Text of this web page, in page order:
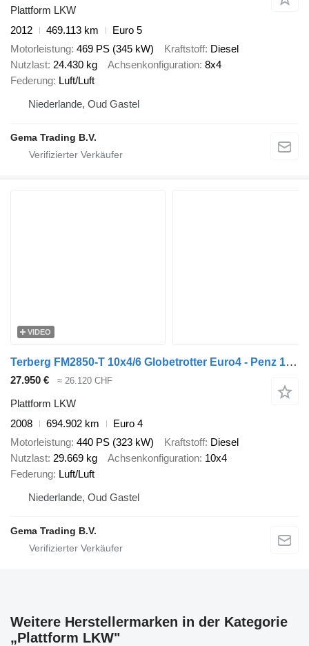
Plattform LKW
2012
469.113 km
Euro 5
Motorleistung 469 PS (345 kW) Kraftstoff Diesel
Nutzlast 24.430 kg Achsenkonfiguration 8x4
Federung Luft/Luft
Niederlande, Oud Gastel
Gema Trading B.V.
VIDEO
Terberg FM2850-T 10x4/6 Globetrotter Euro4 - Penz 16200HL + Grab - Contr
27.950 € ≈ 26.120 CHF
Plattform LKW
2008
694.902 km
Euro 4
Motorleistung 440 PS (323 kW) Kraftstoff Diesel
Nutzlast 29.669 kg Achsenkonfiguration 10x4
Federung Luft/Luft
Niederlande, Oud Gastel
Gema Trading B.V.
Weitere Herstellermarken in der Kategorie
„Plattform LKW"